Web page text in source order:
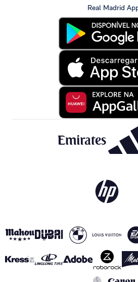
Real Madrid